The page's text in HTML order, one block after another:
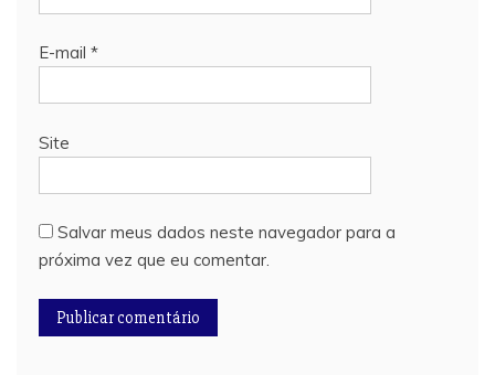
E-mail *
Site
Salvar meus dados neste navegador para a
próxima vez que eu comentar.